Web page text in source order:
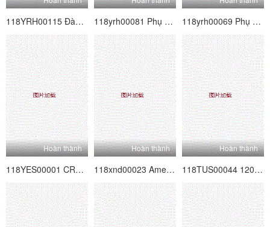
118YRH00115 Đàm phán hoàn toàn nghiêm trọng!Nhằm mục đích cho cô gái poster nghiệp dư siêu dễ thương được đồn đại!Vol.33 118yrh00081 Phụ nữ làm việc Hunting Vol.19 118yrh00069 Phụ nữ làm việc Săn bắn Vol.16
Hoàn thành
118YES00001 CREAMPIE CHỈ ◆ Học sinh đại học nữ 01
Hoàn thành
118xnd00023 Amesque 23
Hoàn thành
118TUS00044 120% Huyền thoại thông minh mềm thật Vol.44